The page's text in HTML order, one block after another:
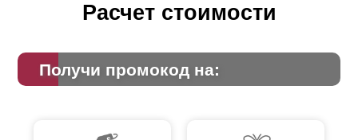
Расчет стоимости
Получи промокод на: